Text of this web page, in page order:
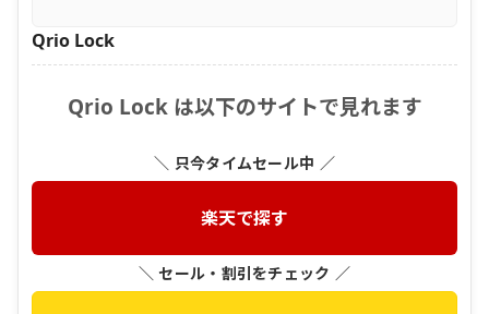
Qrio Lock
Qrio Lock は以下のサイトで見れます
＼ 只今タイムセール中 ／
楽天で探す
＼ セール・割引をチェック ／